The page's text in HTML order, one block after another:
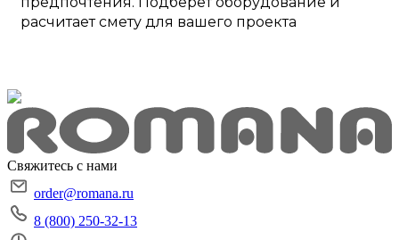
расчитает смету для вашего проекта
Свяжитесь с нами
order@romana.ru
8 (800) 250-32-13